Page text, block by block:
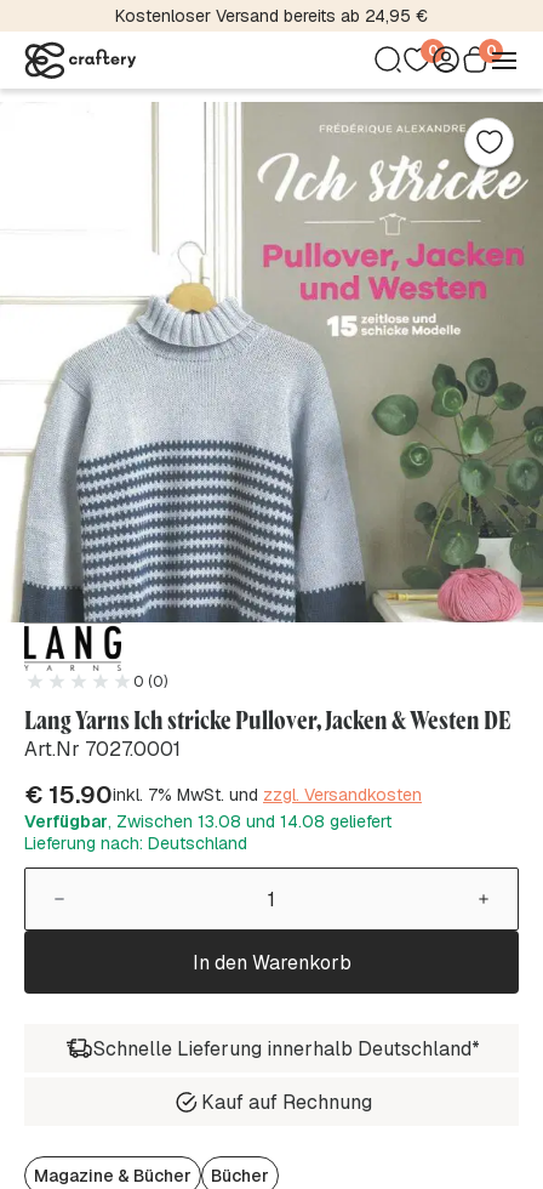
Kostenloser Versand bereits ab 24,95 €
0 0
0 (0)
Lang Yarns Ich stricke Pullover, Jacken & Westen DE
Art.Nr 7027.0001
€ 15.90inkl. 7% MwSt. und zzgl. Versandkosten
Verfügbar, Zwischen 13.08 und 14.08 geliefert
Lieferung nach: Deutschland
In den Warenkorb
Schnelle Lieferung innerhalb Deutschland*
Kauf auf Rechnung
Magazine & Bücher Bücher